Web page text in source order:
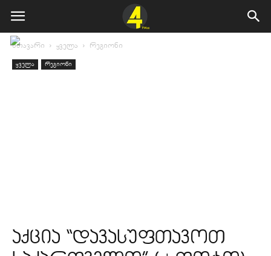
მთავარი ყველა რეგიონი
ყველა რეგიონი
აქცია “დავასუფთავოთ